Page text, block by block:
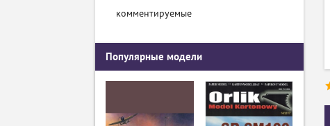
комментируемые
Популярные модели